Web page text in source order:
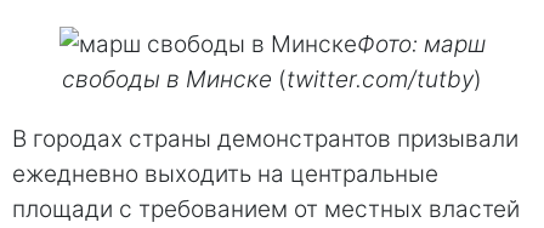
Фото: марш
свободы в Минске (twitter.com/tutby)
В городах страны демонстрантов призывали
ежедневно выходить на центральные
площади с требованием от местных властей